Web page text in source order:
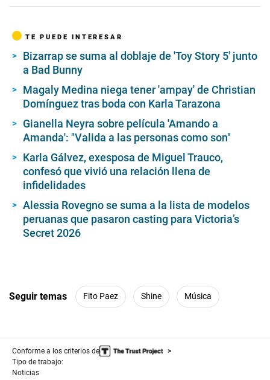
TE PUEDE INTERESAR
Bizarrap se suma al doblaje de 'Toy Story 5' junto
a Bad Bunny
Magaly Medina niega tener 'ampay' de Christian
Domínguez tras boda con Karla Tarazona
Gianella Neyra sobre película 'Amando a
Amanda': "Valida a las personas como son"
Karla Gálvez, exesposa de Miguel Trauco,
confesó que vivió una relación llena de
infidelidades
Alessia Rovegno se suma a la lista de modelos
peruanas que pasaron casting para Victoria’s
Secret 2026
Seguir temas Fito Paez Shine Música
Conforme a los criterios de
Tipo de trabajo:
Noticias